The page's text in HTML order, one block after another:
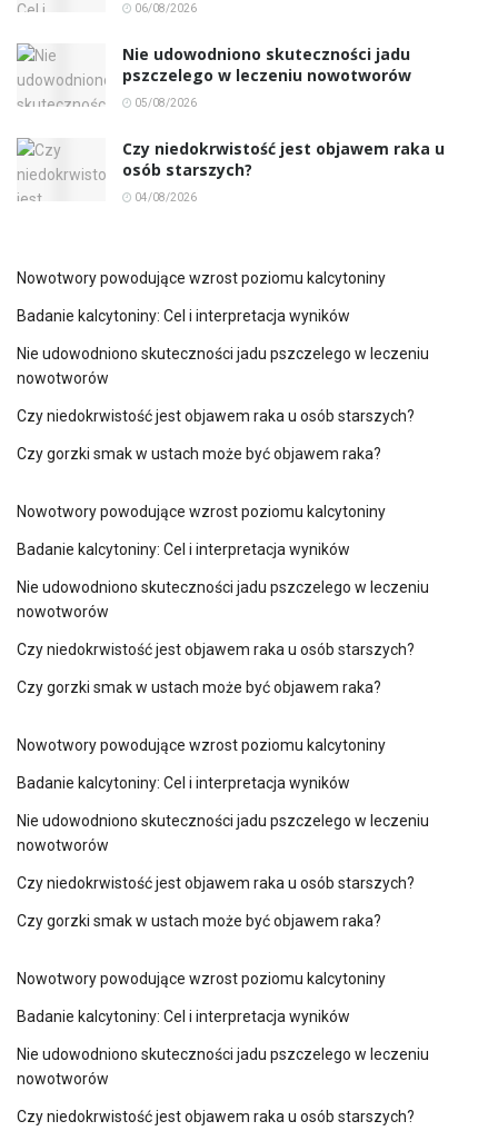
06/08/2026
Nie udowodniono skuteczności jadu
pszczelego w leczeniu nowotworów
05/08/2026
Czy niedokrwistość jest objawem raka u
osób starszych?
04/08/2026
Nowotwory powodujące wzrost poziomu kalcytoniny
Badanie kalcytoniny: Cel i interpretacja wyników
Nie udowodniono skuteczności jadu pszczelego w leczeniu
nowotworów
Czy niedokrwistość jest objawem raka u osób starszych?
Czy gorzki smak w ustach może być objawem raka?
Nowotwory powodujące wzrost poziomu kalcytoniny
Badanie kalcytoniny: Cel i interpretacja wyników
Nie udowodniono skuteczności jadu pszczelego w leczeniu
nowotworów
Czy niedokrwistość jest objawem raka u osób starszych?
Czy gorzki smak w ustach może być objawem raka?
Nowotwory powodujące wzrost poziomu kalcytoniny
Badanie kalcytoniny: Cel i interpretacja wyników
Nie udowodniono skuteczności jadu pszczelego w leczeniu
nowotworów
Czy niedokrwistość jest objawem raka u osób starszych?
Czy gorzki smak w ustach może być objawem raka?
Nowotwory powodujące wzrost poziomu kalcytoniny
Badanie kalcytoniny: Cel i interpretacja wyników
Nie udowodniono skuteczności jadu pszczelego w leczeniu
nowotworów
Czy niedokrwistość jest objawem raka u osób starszych?